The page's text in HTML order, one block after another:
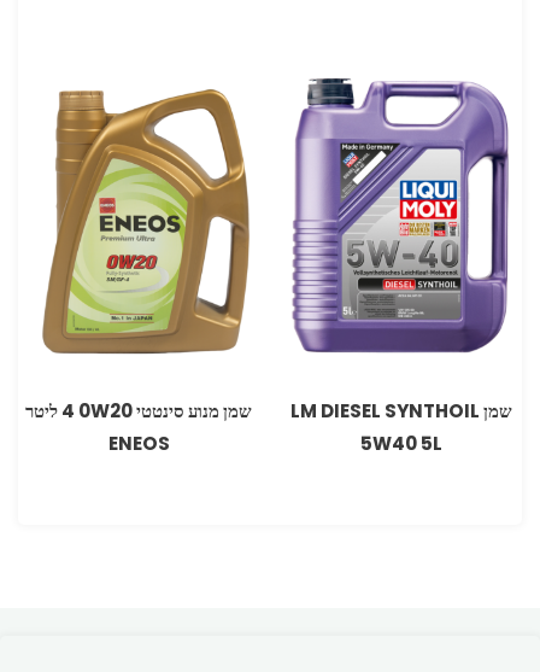
שמן LM DIESEL SYNTHOIL
5W40 5L
שמן מנוע סינטטי 0W20‏ 4 ליטר
ENEOS